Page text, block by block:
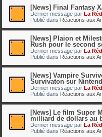
[News] Final Fantasy
Dernier message par La
Publié dans Réactions aux
[News] Plaion et
Rush pour le second
Dernier message par La
Publié dans Réactions aux
[News] Vampire
Survivaton sur
Dernier message par La
Publié dans Réactions aux
[News] Le film Super
milliard de dollars au
Dernier message par La
Publié dans Réactions aux